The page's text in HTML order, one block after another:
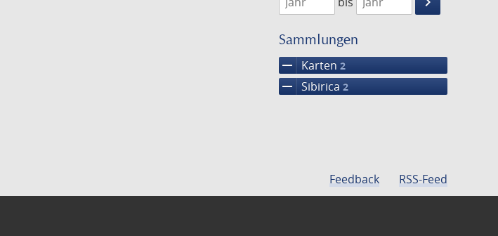
Suche
Sammlungen
remove Karten 2
remove Sibirica 2
Feedback RSS-Feed